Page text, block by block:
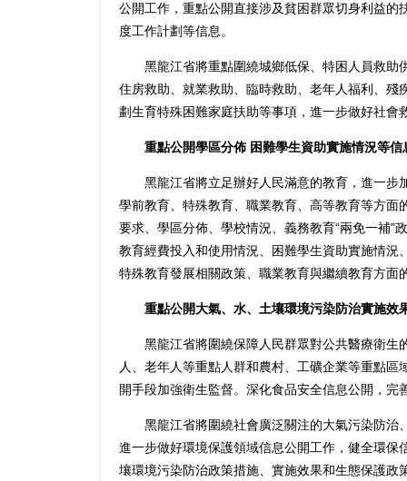
公開工作，重點公開直接涉及貧困群眾切身利益
度工作計劃等信息。
黑龍江省將重點圍繞城鄉低保、特困人員救助
住房救助、就業救助、臨時救助、老年人福利、
劃生育特殊困難家庭扶助等事項，進一步做好社會
重點公開學區分佈 困難學生資助實施情況等信
黑龍江省將立足辦好人民滿意的教育，進一步
學前教育、特殊教育、職業教育、高等教育等方
要求、學區分佈、學校情況、義務教育“兩免一補”
教育經費投入和使用情況、困難學生資助實施情
特殊教育發展相關政策、職業教育與繼續教育方面
重點公開大氣、水、土壤環境污染防治實施效
黑龍江省將圍繞保障人民群眾對公共醫療衛生
人、老年人等重點人群和農村、工礦企業等重點
開手段加強衛生監督。深化食品安全信息公開，完
黑龍江省將圍繞社會廣泛關注的大氣污染防治
進一步做好環境保護領域信息公開工作，健全環
壤環境污染防治政策措施、實施效果和生態保護政